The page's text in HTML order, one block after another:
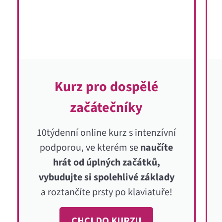
Kurz pro dospělé
začátečníky
10týdenní online kurz s intenzívní
podporou, ve kterém senaučíte
hrát od úplných začátků,
vybudujte si spolehlivé základy
a roztančíte prsty po klaviatuře!